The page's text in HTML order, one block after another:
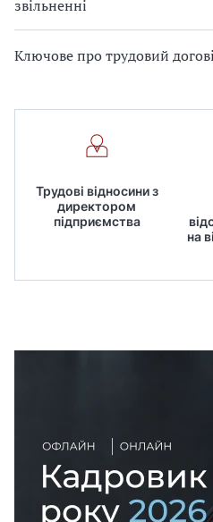
звільненні
Ключове про трудовий
Трудові відносини з
директором
підприємства
на